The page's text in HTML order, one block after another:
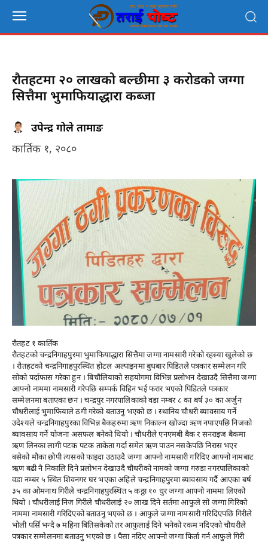
रौतहटमा २० लाखको बल्छीमा ३ करोडको जग्गा
सित्तैमा भुमाफियाद्धारा कब्जा
उपेन्द्र गोले तामाङ
कार्तिक १, २०८०
रौतहट १ कार्तिक
रौतहटको चन्द्रनिगाहपुरमा भुमाफियाद्धारा सित्तैमा जग्गा नामसारी गरेको रहस्या खुलेको छ
। रौतहटको चन्द्रनिगाहपुरस्थित होटल अल्पाइनमा बुधबार पिडितले पत्रकार सम्मेलन गरि
सोको पर्दाफास गरेका हुन । बिचौलियाको सहयोगमा विभिन्न प्रलोभन देखाउदै सित्तैमा जग्गा
आफ्नो नाममा नामसारी गरेपछि सम्पर्क विहिन भई फरार भएको पिडितले पत्रकार
सम्मेलनमा बताएका छन । चन्द्रपुर नगरपालिकाको वडा नम्बर ८ का बर्ष ३० का अर्जुन
चौधरीलाई भुमाफियाले ठगी गरेको बताउनु भएको छ । स्थानिय चौधरी ब्यावसाय गर्ने
उदेश्यले चन्द्रनिगाहपुरका विभिन्न बैकहरुमा ऋण निकाल्न खोज्दा ऋण नपाएपछि निजको
ब्यावसाय गर्ने योजना असफल बनेको थियो । चौधरीले एनएमबी बैक र सनराइज बैकमा
ऋण लिनका लागी पटक पटक ताकेता गर्दा समेत ऋण पाउन नसकेपछि निरास भएर
बसेको मौका छोपी त्यसको फाइदा उठाउदै जग्गा आफ्नो नामसारी गरिदिए आफ्नो नामबाट
ऋण बढी नै निकालि दिने प्रलोभन देखाउदै चौधरीको नामको जग्गा गरुडा नगरपालिकाको
वडा नम्बर ५ स्थित शिवनगर घर भएका अहिले चन्द्रनिगाहपुरमा ब्यावसाय गर्दै आएका बर्ष
३५ का ओमनाथ गिरीले चन्द्रनिगाहपुरस्थित ५ कठ्ठा १० धुर जग्गा आफ्नो नाममा लिएको
थियो । चौधरीलाई निज गिरीले चौधरीलाई २० लाख दिने सर्तमा आफुले सो जग्गा गिरिको
नाममा नामसारी गरिदिएको बताउनु भएको छ । आफुले जग्गा नामसारी गरिदिएपछि गिरीले
भोली पर्सि भन्दै ७ महिना बितिसकेको तर आफुलाई दिने भनेको रकम नदिएको चौधरीले
पत्रकार सम्मेलनमा बताउनु भएको छ । पैसा नदिए आफ्नो जग्गा फिर्ता गर्न आफुले गिरी